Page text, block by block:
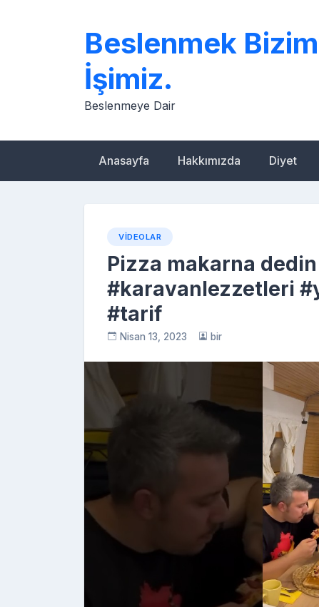
Beslenmek Bizim
İşimiz.
Beslenmeye Dair
Anasayfa Hakkımızda Diyet
VIDEOLAR
Pizza makarna
#karavanlezzetleri
#tarif
Nisan 13, 2023 bir